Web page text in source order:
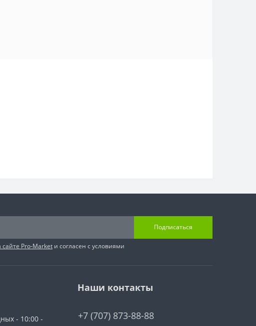
Подписаться
сайте Pro-Market и согласен с условиями
- 10:00 -
Наши контакты
+7 (707) 873-88-88